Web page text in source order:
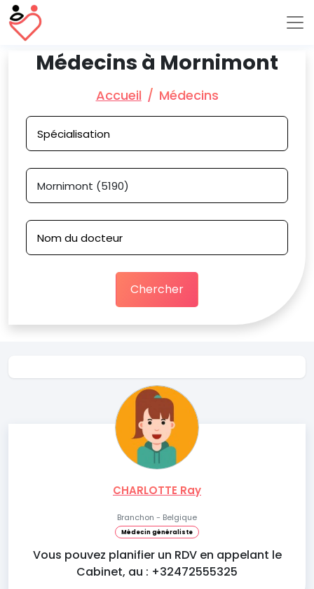
Médecins à Mornimont
Accueil Médecins
Chercher
CHARLOTTE Ray
Branchon - Belgique
Médecin généraliste
Vous pouvez planifier un RDV en appelant le
Cabinet, au : +32472555325